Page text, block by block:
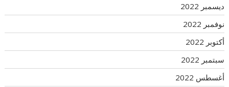
ديسمبر 2022
نوفمبر 2022
أكتوبر 2022
سبتمبر 2022
أغسطس 2022